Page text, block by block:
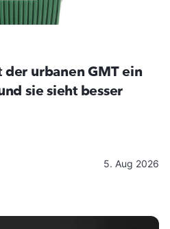
der urbanen GMT ein
sie sieht besser
5. Aug 2026